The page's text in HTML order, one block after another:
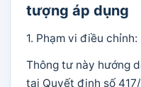
tượng áp dụng
1. Phạm vi điều chỉnh:
Thông tư này hướng
tại Quyết định số